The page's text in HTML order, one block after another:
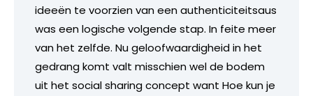
ideeën te voorzien van een authenticiteitsaus
was een logische volgende stap. In feite meer
van het zelfde. Nu geloofwaardigheid in het
gedrang komt valt misschien wel de bodem
uit het social sharing concept want Hoe kun je